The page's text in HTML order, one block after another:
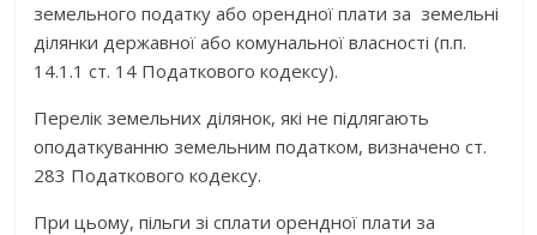
земельного податку або орендної плати за земельні
ділянки державної або комунальної власності (п.п.
14.1.1 ст. 14 Податкового кодексу).
Перелік земельних ділянок, які не підлягають
оподаткуванню земельним податком, визначено ст.
283 Податкового кодексу.
При цьому, пільги зі сплати орендної плати за